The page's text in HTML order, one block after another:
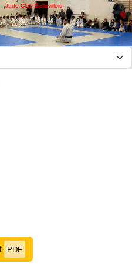
Judo Club Bellevillois
PDF